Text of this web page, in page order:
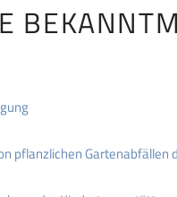
pflanzlichen Gartenabfällen